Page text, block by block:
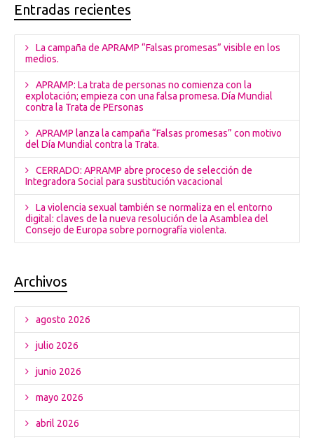
Entradas recientes
La campaña de APRAMP “Falsas promesas” visible en los
medios.
APRAMP: La trata de personas no comienza con la
explotación; empieza con una falsa promesa. Día Mundial
contra la Trata de PErsonas
APRAMP lanza la campaña “Falsas promesas” con motivo
del Día Mundial contra la Trata.
CERRADO: APRAMP abre proceso de selección de
Integradora Social para sustitución vacacional
La violencia sexual también se normaliza en el entorno
digital: claves de la nueva resolución de la Asamblea del
Consejo de Europa sobre pornografía violenta.
Archivos
agosto 2026
julio 2026
junio 2026
mayo 2026
abril 2026